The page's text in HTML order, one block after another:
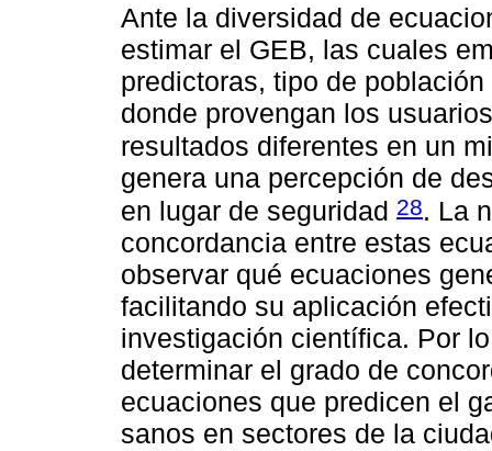
Ante la diversidad de
estimar el GEB, las cuales
predictoras, tipo de
donde provengan los
resultados diferentes en un
genera una percepción de
en lugar de seguridad 28. La
concordancia entre estas
observar qué ecuaciones
facilitando su aplicación
investigación científica. Por
determinar el grado de
ecuaciones que predicen el
sanos en sectores de la